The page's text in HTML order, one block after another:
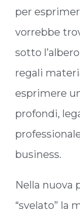
per
vorrebbe
sotto
regali
esprimere
profondi,
business.
Nella nuova
“svelato” la